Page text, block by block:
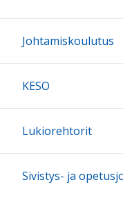
Johtamiskoulutus
KESO
Lukiorehtorit
Sivistys- ja